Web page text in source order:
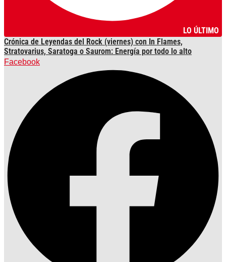
LO ÚLTIMO
Crónica de Leyendas del Rock (viernes) con In Flames,
Stratovarius, Saratoga o Saurom: Energía por todo lo alto
Facebook